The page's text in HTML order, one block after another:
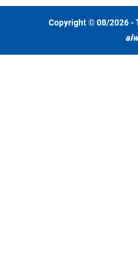
Copyright © 08/2026 -